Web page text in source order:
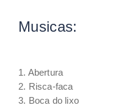
Musicas:
1. Abertura
2. Risca-faca
3. Boca do lixo